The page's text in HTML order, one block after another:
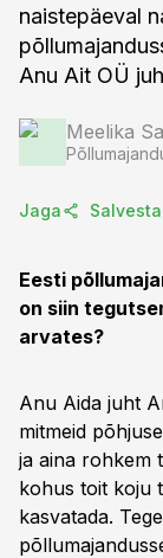
naistepäeval
Anu Ait OÜ
Meelika
Jaga Salvesta
Eesti
on siin
arvates?
Anu Aida juht
mitmeid
ja aina rohkem
kohus toit koju
kasvatada.